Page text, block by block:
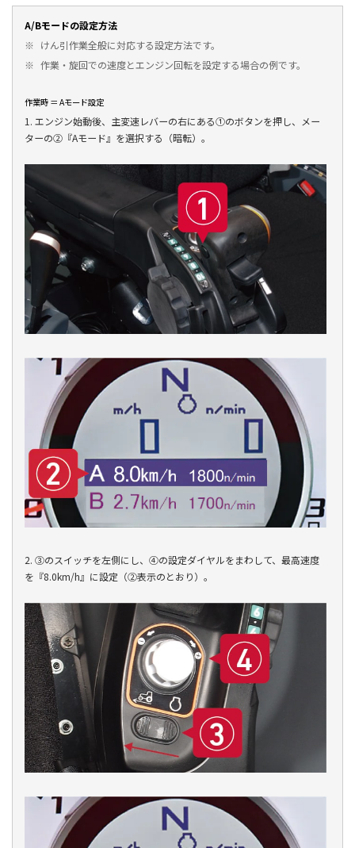
A/Bモードの設定方法
※ けん引作業全般に対応する設定方法です。
※ 作業・旋回での速度とエンジン回転を設定する場合の例です。
作業時 ＝ Aモード設定
1. エンジン始動後、主変速レバーの右にある①のボタンを押し、メー
ターの②『Aモード』を選択する（暗転）。
2. ③のスイッチを左側にし、④の設定ダイヤルをまわして、最高速度
を『8.0km/h』に設定（②表示のとおり）。